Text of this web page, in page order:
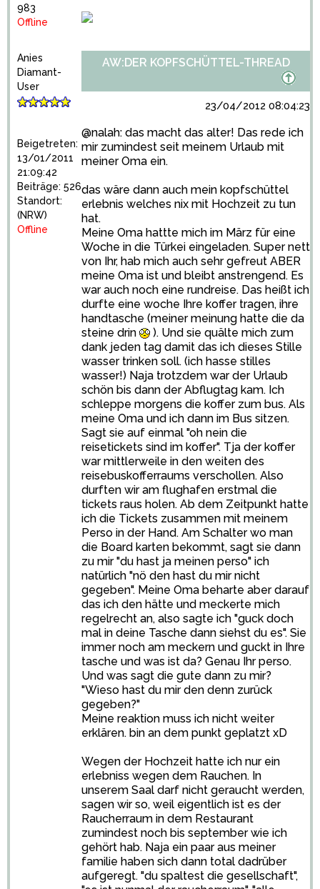
983
Offline
Anies
Diamant-
User
Beigetreten:
13/01/2011
21:09:42
Beiträge: 526
Standort:
(NRW)
Offline
AW:DER KOPFSCHÜTTEL-THREAD
23/04/2012 08:04:23
@nalah: das macht das alter! Das rede ich
mir zumindest seit meinem Urlaub mit
meiner Oma ein.
das wäre dann auch mein kopfschüttel
erlebnis welches nix mit Hochzeit zu tun
hat.
Meine Oma hattte mich im März für eine
Woche in die Türkei eingeladen. Super nett
von Ihr, hab mich auch sehr gefreut ABER
meine Oma ist und bleibt anstrengend. Es
war auch noch eine rundreise. Das heißt ich
durfte eine woche Ihre koffer tragen, ihre
handtasche (meiner meinung hatte die da
steine drin
). Und sie quälte mich zum
dank jeden tag damit das ich dieses Stille
wasser trinken soll. (ich hasse stilles
wasser!) Naja trotzdem war der Urlaub
schön bis dann der Abflugtag kam. Ich
schleppe morgens die koffer zum bus. Als
meine Oma und ich dann im Bus sitzen.
Sagt sie auf einmal "oh nein die
reisetickets sind im koffer". Tja der koffer
war mittlerweile in den weiten des
reisebuskofferraums verschollen. Also
durften wir am flughafen erstmal die
tickets raus holen. Ab dem Zeitpunkt hatte
ich die Tickets zusammen mit meinem
Perso in der Hand. Am Schalter wo man
die Board karten bekommt, sagt sie dann
zu mir "du hast ja meinen perso" ich
natürlich "nö den hast du mir nicht
gegeben". Meine Oma beharte aber darauf
das ich den hätte und meckerte mich
regelrecht an, also sagte ich "guck doch
mal in deine Tasche dann siehst du es". Sie
immer noch am meckern und guckt in Ihre
tasche und was ist da? Genau Ihr perso.
Und was sagt die gute dann zu mir?
"Wieso hast du mir den denn zurück
gegeben?"
Meine reaktion muss ich nicht weiter
erklären. bin an dem punkt geplatzt xD
Wegen der Hochzeit hatte ich nur ein
erlebniss wegen dem Rauchen. In
unserem Saal darf nicht geraucht werden,
sagen wir so, weil eigentlich ist es der
Raucherraum in dem Restaurant
zumindest noch bis september wie ich
gehört hab. Naja ein paar aus meiner
familie haben sich dann total dadrüber
aufgeregt. "du spaltest die gesellschaft",